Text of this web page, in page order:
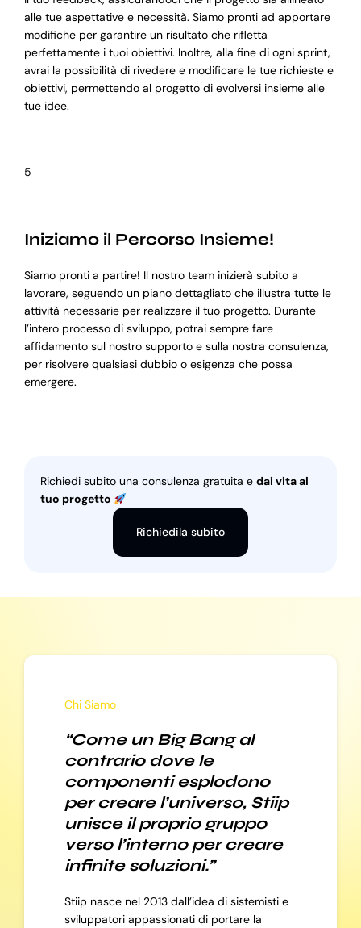
alle tue aspettative e necessità. Siamo pronti ad apportare
modifiche per garantire un risultato che rifletta
perfettamente i tuoi obiettivi. Inoltre, alla fine di ogni sprint,
avrai la possibilità di rivedere e modificare le tue richieste e
obiettivi, permettendo al progetto di evolversi insieme alle
tue idee.
5
Iniziamo il Percorso Insieme!
Siamo pronti a partire! Il nostro team inizierà subito a
lavorare, seguendo un piano dettagliato che illustra tutte le
attività necessarie per realizzare il tuo progetto. Durante
l’intero processo di sviluppo, potrai sempre fare
affidamento sul nostro supporto e sulla nostra consulenza,
per risolvere qualsiasi dubbio o esigenza che possa
emergere.
Richiedi subito una consulenza gratuita e dai vita al
tuo progetto
Richiedila subito
Chi Siamo
“Come un Big Bang al
contrario dove le
componenti esplodono
per creare l’universo, Stiip
unisce il proprio gruppo
verso l’interno per creare
infinite soluzioni.”
Stiip nasce nel 2013 dall’idea di sistemisti e
sviluppatori appassionati di portare la